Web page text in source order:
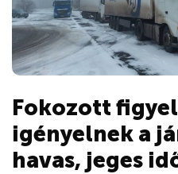
Fokozott
igényelnek a
havas, jeges